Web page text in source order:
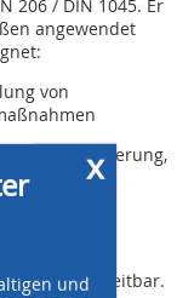
206 / DIN 1045. Er
angewendet
von
zur Hangsicherung,
verarbeitbar.
x
und